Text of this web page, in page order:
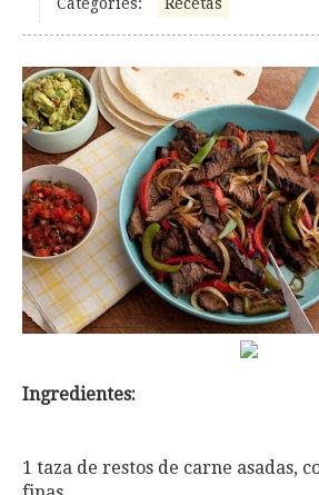
Ingredientes:
1 taza de restos de carne asadas,